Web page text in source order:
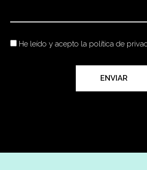
He leído y acepto la política de
ENVIAR